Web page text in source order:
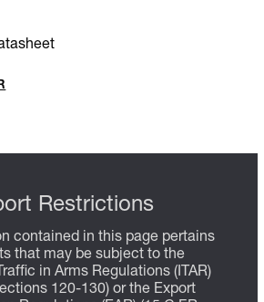
Restrictions
contained in this page pertains
that may be subject to the
in Arms Regulations (ITAR)
120-130) or the Export